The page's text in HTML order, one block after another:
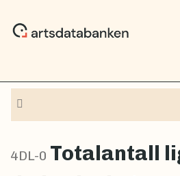
4DL-0 Totalantall